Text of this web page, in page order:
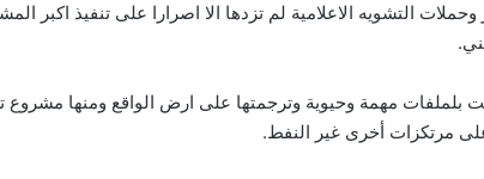
التشويه الاعلامية لم تزدها الا اصرارا على تنفيذ اكبر
مهمة وحيوية وترجمتها على ارض الواقع ومنها مشروع
على مرتكزات أخرى غير النفط.